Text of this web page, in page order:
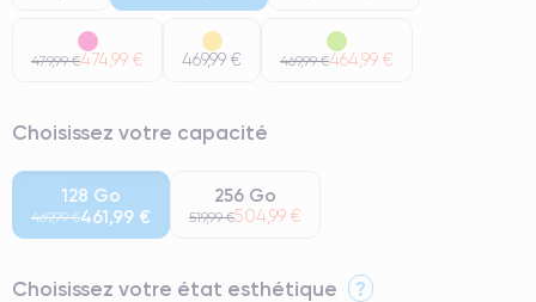
479,99 €474,99 € 469,99 € 469,99 €464,99 €
Choisissez votre capacité
128 Go
469,99 €461,99 €
256 Go
519,99 €504,99 €
Choisissez votre état esthétique ?